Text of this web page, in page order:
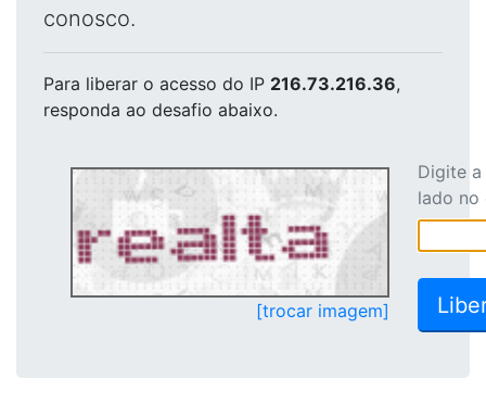
conosco.
Para liberar o acesso do IP 216.73.216.36,
responda ao desafio abaixo.
[trocar imagem]
Digite
lado no